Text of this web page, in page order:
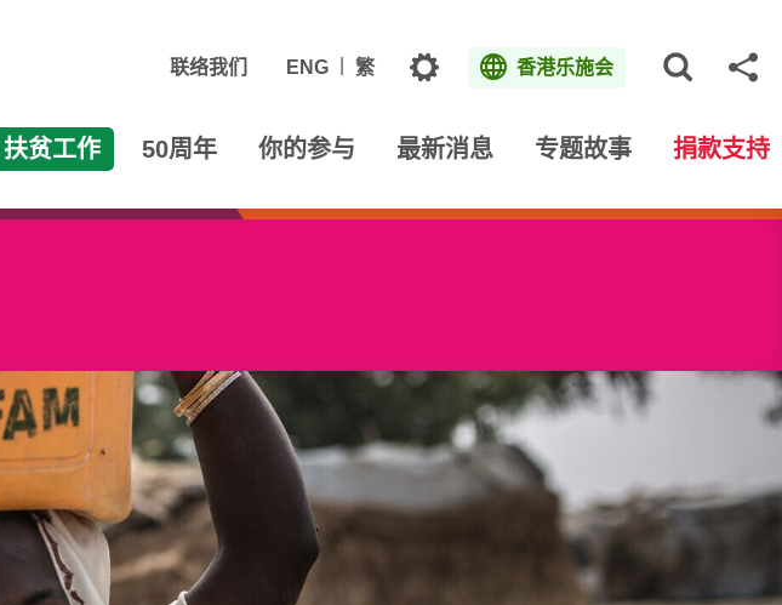
联络我们 ENG 繁 主题 香港乐施会
扶贫工作 50周年 你的参与 最新消息 专题故事 捐款支持